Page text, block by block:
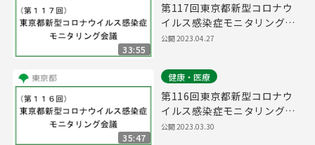
33:55
第117回東京都新型コロナウ
イルス感染症モニタリング会
議(令和5年4月28日11時00分
公開 2023.04.27
35:47
健康・医療
第116回東京都新型コロナウ
イルス感染症モニタリング会
議(令和5年3月30日13時00分
公開 2023.03.30